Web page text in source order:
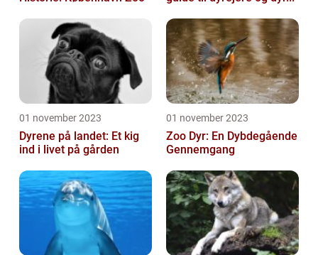
01 november 2023
Dyrene på landet: Et kig
ind i livet på gården
01 november 2023
Zoo Dyr: En Dybdegående
Gennemgang